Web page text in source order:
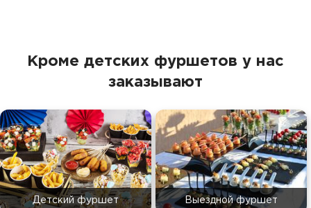
Кроме детских фуршетов у нас
заказывают
Детский фуршет Выездной фуршет